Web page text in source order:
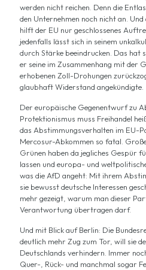
werden nicht reichen. Denn die
den Unternehmen noch nicht an.
hilft der EU nur geschlossenes
jedenfalls lässt sich in seinem
durch Stärke beeindrucken. Das hat
er seine im Zusammenhang mit der
erhobenen Zoll-Drohungen
glaubhaft Widerstand angekündigte.
Der europäische Gegenentwurf zu
Protektionismus muss Freihandel
das Abstimmungsverhalten im EU-
Mercosur-Abkommen so fatal.
Grünen haben da jegliches Gespür
lassen und europa- und
was die AfD angeht: Mit ihrem
sie bewusst deutsche Interessen
mehr gezeigt, warum man dieser
Verantwortung übertragen darf.
Und mit Blick auf Berlin: Die
deutlich mehr Zug zum Tor, will sie
Deutschlands verhindern. Immer
Quer-, Rück- und manchmal sogar